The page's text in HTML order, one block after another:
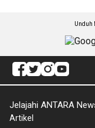
Unduh
Jelajahi ANTARA
Artikel